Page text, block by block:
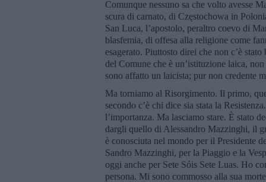
Comunque nessuno sa che volto avesse
scura di carnato, di Częstochowa in
San Luca, l’apostolo, peraltro coevo di
blasfemia, di offesa alla religione come
esagerato. Piuttosto direi che non c’è
del Comune che è un’istituzione laica,
sono affatto un laicista; pur non credente
Ma torniamo al Risorgimento. Il primo,
secondo c’è chi dice sia stata la
l’importanza. Ma lasciamo stare. È stato
dargli quello di Alessandro Mazzinghi, il
è conosciuta nel mondo per il Presidente
Sandro Mazzinghi, per la Piaggio e la
oggi anche per Sete Sóis Sete Luas. Ho
persona. Mi sono commosso alla sua